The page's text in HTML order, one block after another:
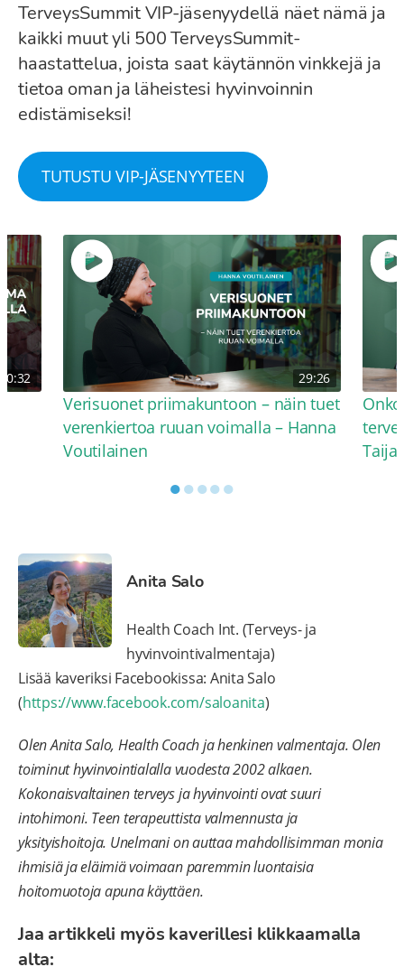
TerveysSummit VIP-jäsenyydellä näet nämä ja
kaikki muut yli 500 TerveysSummit-
haastattelua, joista saat käytännön vinkkejä ja
tietoa oman ja läheistesi hyvinvoinnin
edistämiseksi!
TUTUSTU VIP-JÄSENYYTEEN
30:32 29:26
Verisuonet priimakuntoon – näin tuet
verenkiertoa ruuan voimalla – Hanna
Voutilainen
Taija
●●●●●
Anita Salo
Health Coach Int. (Terveys- ja
hyvinvointivalmentaja)
Lisää kaveriksi Facebookissa: Anita Salo
(https://www.facebook.com/saloanita)
Olen Anita Salo, Health Coach ja henkinen valmentaja. Olen
toiminut hyvinvointialalla vuodesta 2002 alkaen.
Kokonaisvaltainen terveys ja hyvinvointi ovat suuri
intohimoni. Teen terapeuttista valmennusta ja
yksityishoitoja. Unelmani on auttaa mahdollisimman monia
ihmisiä ja eläimiä voimaan paremmin luontaisia
hoitomuotoja apuna käyttäen.
Jaa artikkeli myös kaverillesi klikkaamalla
alta: